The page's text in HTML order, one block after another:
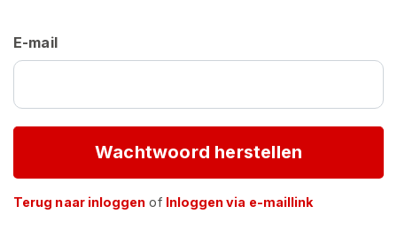
E-mail
Wachtwoord herstellen
Terug naar inloggen of Inloggen via e-maillink
e
n
R
A
S
E